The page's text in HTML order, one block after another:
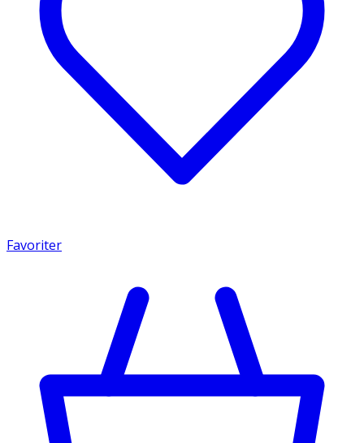
Favoriter